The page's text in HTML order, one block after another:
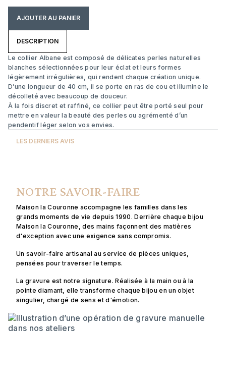
AJOUTER AU PANIER
DESCRIPTION
Le collier Albane est composé de délicates perles naturelles
blanches sélectionnées pour leur éclat et leurs formes
légèrement irrégulières, qui rendent chaque création unique.
D’une longueur de 40 cm, il se porte en ras de cou et illumine le
décolleté avec beaucoup de douceur.
À la fois discret et raffiné, ce collier peut être porté seul pour
mettre en valeur la beauté des perles ou agrémenté d’un
pendentif léger selon vos envies.
LES DERNIERS AVIS
NOTRE SAVOIR-FAIRE
Maison la Couronne accompagne les familles dans les
grands moments de vie depuis 1990. Derrière chaque bijou
Maison la Couronne, des mains façonnent des matières
d'exception avec une exigence sans compromis.
Un savoir-faire artisanal au service de pièces uniques,
pensées pour traverser le temps.
La gravure est notre signature. Réalisée à la main ou à la
pointe diamant, elle transforme chaque bijou en un objet
singulier, chargé de sens et d'émotion.